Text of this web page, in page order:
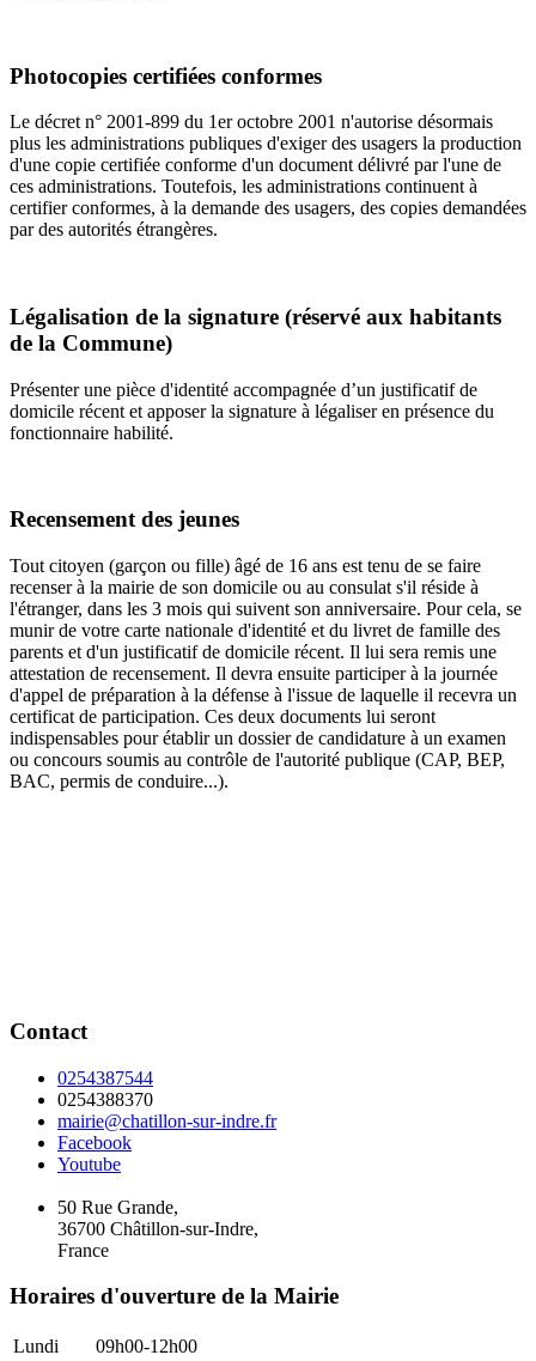
Photocopies certifiées conformes
Le décret n° 2001-899 du 1er octobre 2001 n'autorise désormais
plus les administrations publiques d'exiger des usagers la production
d'une copie certifiée conforme d'un document délivré par l'une de
ces administrations. Toutefois, les administrations continuent à
certifier conformes, à la demande des usagers, des copies demandées
par des autorités étrangères.
Légalisation de la signature (réservé aux habitants
de la Commune)
Présenter une pièce d'identité accompagnée d’un justificatif de
domicile récent et apposer la signature à légaliser en présence du
fonctionnaire habilité.
Recensement des jeunes
Tout citoyen (garçon ou fille) âgé de 16 ans est tenu de se faire
recenser à la mairie de son domicile ou au consulat s'il réside à
l'étranger, dans les 3 mois qui suivent son anniversaire. Pour cela, se
munir de votre carte nationale d'identité et du livret de famille des
parents et d'un justificatif de domicile récent. Il lui sera remis une
attestation de recensement. Il devra ensuite participer à la journée
d'appel de préparation à la défense à l'issue de laquelle il recevra un
certificat de participation. Ces deux documents lui seront
indispensables pour établir un dossier de candidature à un examen
ou concours soumis au contrôle de l'autorité publique (CAP, BEP,
BAC, permis de conduire...).
Contact
0254387544
0254388370
mairie@chatillon-sur-indre.fr
Facebook
Youtube
50 Rue Grande,
36700 Châtillon-sur-Indre,
France
Horaires d'ouverture de la Mairie
Lundi
09h00-12h00